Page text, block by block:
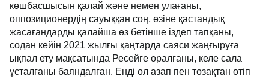
көшбасшысын қалай және немен улағаны,
оппозиционердің сауыққан соң, өзіне қастандық
жасағандарды қалайша өз бетінше іздеп тапқаны,
содан кейін 2021 жылғы қаңтарда саяси жаңғыруға
ықпал ету мақсатында Ресейге оралғаны, келе сала
ұсталғаны баяндалған. Енді ол азап пен тозақтан өтіп